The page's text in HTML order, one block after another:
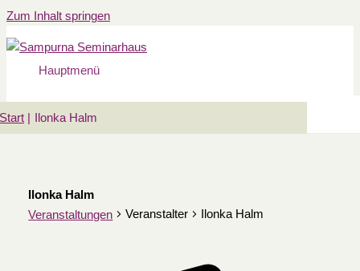
Zum Inhalt springen
Hauptmenü
Start Ilonka Halm
Ilonka Halm
Veranstaltungen
Veranstalter Ilonka Halm